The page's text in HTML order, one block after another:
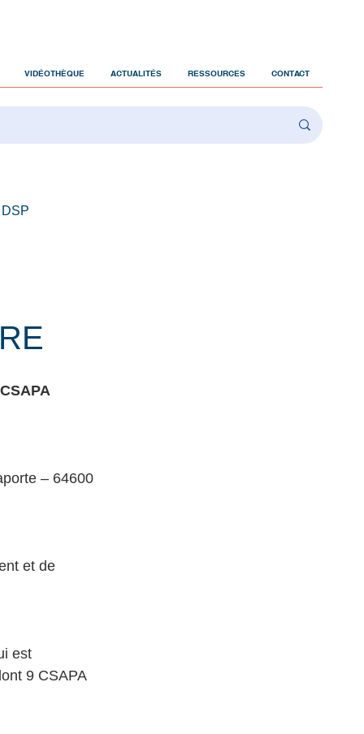
VIDÉOTHÈQUE ACTUALITÉS RESSOURCES CONTACT
– 64600
et de
est
9 CSAPA